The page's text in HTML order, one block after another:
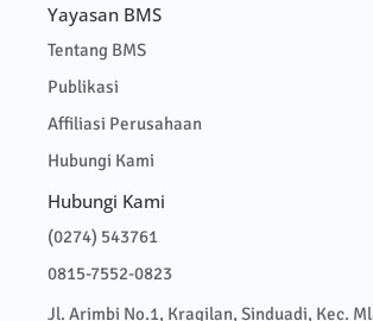
Yayasan BMS
Tentang BMS
Publikasi
Affiliasi Perusahaan
Hubungi Kami
Hubungi Kami
(0274) 543761
0815-7552-0823
Jl. Arimbi No.1, Kragilan, Sinduadi, Kec.